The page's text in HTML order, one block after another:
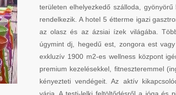
területen elhelyezkedő szálloda,
rendelkezik. A hotel 5 étterme igazi
az olasz és az ázsiai ízek világába.
úgymint dj, hegedű est, zongora est
exkluzív 1900 m2-es wellness központ
premium kezelésekkel, fitneszteremmel
kényezteti vendégeit. Az aktív